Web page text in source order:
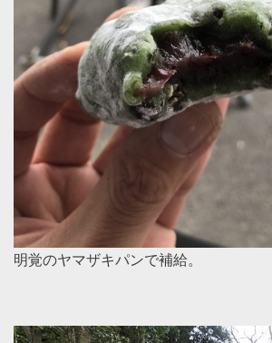
明覚のヤマザキパンで補給。